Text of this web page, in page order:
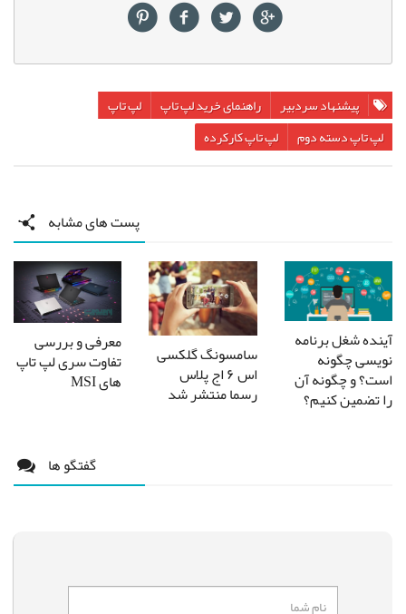
پیشنهاد سردبیر راهنمای خرید لپ تاپ
لپ تاپ
لپ تاپ دسته دوم
لپ تاپ کارکرده
پست های مشابه
آینده شغل برنامه
نویسی چگونه
است؟ و چگونه آن
را تضمین کنیم؟
سامسونگ گلکسی
اس ۶ اج پلاس
رسما منتشر شد
معرفی و بررسی
تفاوت سری لپ تاپ
های MSI
گفتگو ها